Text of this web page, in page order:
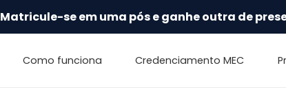
Matricule-se em uma pós e ganhe outra de
Como funciona Credenciamento MEC